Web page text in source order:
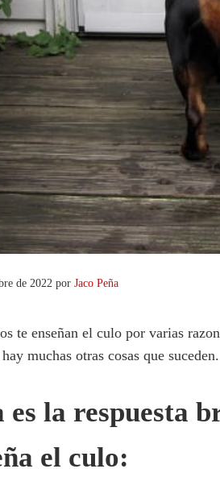
de 2022 porJaco Peña
te enseñan el culo por varias
muchas otras cosas que suceden.
es la respuesta
el culo: